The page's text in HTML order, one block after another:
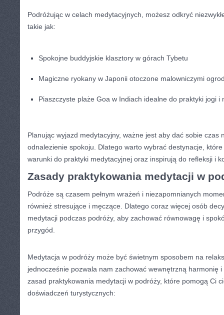
Podróżując w ‌celach⁢ medytacyjnych, możesz odkryć
takie jak:
Spokojne buddyjskie klasztory ⁣w ‌górach Tybetu
Magiczne ryokany w Japonii‌ otoczone malowniczymi
Piaszczyste plaże⁣ Goa w⁤ Indiach idealne⁤ do praktyki ‌jogi‌ i
Planując wyjazd medytacyjny,⁣ ważne jest‍ aby dać sobie‍ czas⁣
‍odnalezienie ‍spokoju. ⁢Dlatego warto⁣ wybrać destynacje,
warunki do praktyki medytacyjnej ​oraz⁢ inspirują do‍ refleksji i‌
Zasady praktykowania medytacji w
Podróże są czasem ⁢pełnym⁣ wrażeń i ⁢niezapomnianych​
również ⁣stresujące i męczące. Dlatego coraz więcej ⁢osób
medytacji⁤ podczas podróży,⁢ aby zachować równowagę⁣ i
przygód.
Medytacja​ w podróży może⁣ być świetnym sposobem na
jednocześnie pozwala nam zachować wewnętrzną harmonię
zasad praktykowania​ medytacji w ⁤podróży, które pomogą Ci
doświadczeń turystycznych: